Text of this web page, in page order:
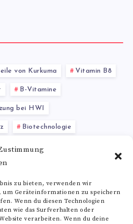
zu bieten, verwenden wir
um Geräteinformationen zu speichern
Wenn du diesen Technologien
wie das Surfverhalten oder
verarbeiten. Wenn du deine
von Kurkuma Vitamin B8
B-Vitamine
bei HWI
Biotechnologie
Folsäure-Überdosierung
Schlagwörter